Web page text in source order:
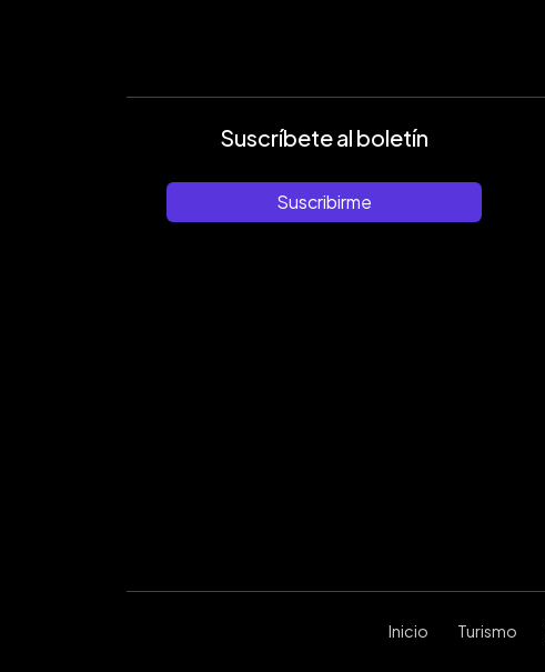
Suscríbete al boletín
Suscribirme
Inicio Turismo